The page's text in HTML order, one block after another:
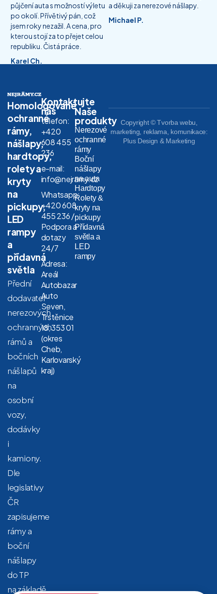
půjčení auta s možností výletu
po okolí. Přívětivý pán, což
jsem roky nezažil. A cena, pro
kterou stojí za to přejet celou
republiku. Čistá práce.
Karel Ch.
a děkuji za nerezové nášlapy.
Michael P.
Homologované
ochranné
rámy,
nášlapy,
hardtopy,
rolety a
kryty
na
pickupy,
LED
rampy
a
přídavná
světla
Přední
dodavatel
nerezových
ochranných
rámů a
bočních
nášlapů
na
osobní
vozy,
dodávky
i
kamiony.
Dle
legislativy
ČR
zapisujeme
rámy a
boční
nášlapy
do TP
na základě
Kontaktujte
nás
telefon:
+420
608 455
236
e-mail:
info@nejramy.cz
Whatsapp:
+420 608
455 236 /
Podpora a
dotazy
24/7
Adresa:
Areál
Autobazar
Auto
Seven,
Trstěnice
18, 353 01
(okres
Cheb,
Karlovarský
kraj)
Naše
produkty
Nerezové
ochranné
rámy
Boční
nášlapy
na auta
Hardtopy
Rolety &
kryty na
pickupy
Přídavná
světla a
LED
rampy
Copyright © Tvorba webu,
marketing, reklama, komunikace:
Plus Design & Marketing